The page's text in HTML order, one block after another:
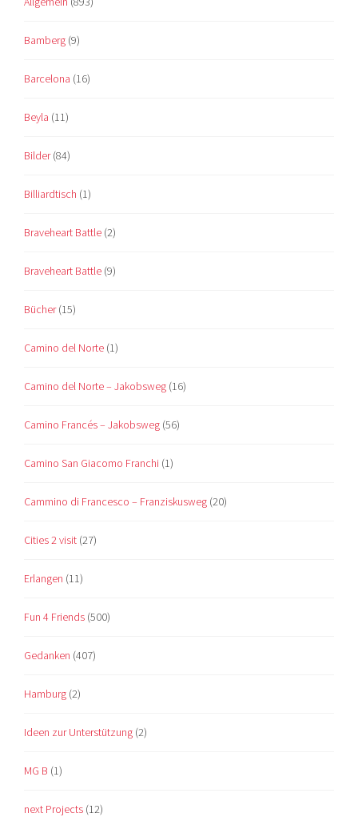
Bamberg (9)
Barcelona (16)
Beyla (11)
Bilder(84)
Billiardtisch (1)
Braveheart Battle (2)
Braveheart Battle (9)
Bücher(15)
Camino del Norte (1)
Camino del Norte – Jakobsweg (16)
Camino Francés – Jakobsweg (56)
Camino San Giacomo Franchi (1)
Cammino di Francesco – Franziskusweg (20)
Cities 2 visit (27)
Erlangen (11)
Fun 4 Friends (500)
Gedanken (407)
Hamburg (2)
Ideen zur Unterstützung (2)
MG B (1)
next Projects (12)